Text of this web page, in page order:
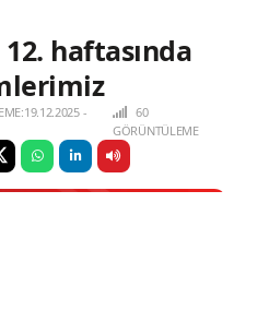
haftasında
-
60
GÖRÜNTÜLEME